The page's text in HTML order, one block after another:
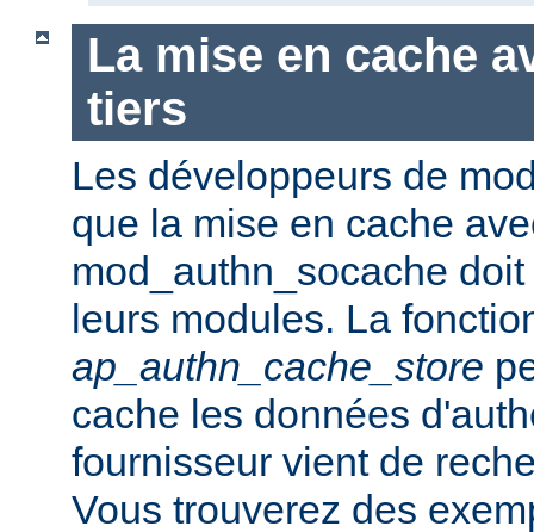
La mise en cache
tiers
Les développeurs de
que la mise en cache
mod_authn_socache
leurs modules. La
ap_authn_cache_store
cache les données
fournisseur vient de
Vous trouverez des